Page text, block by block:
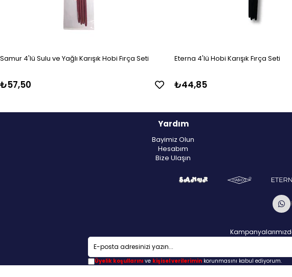
Samur 4'lü Sulu ve Yağlı Karışık Hobi Fırça Seti
₺57,50
Eterna 4'lü Hobi Karışık Fırça Seti
₺44,85
Yardım
Bayimiz Olun
Hesabım
Bize Ulaşın
Üyelik koşullarını ve kişisel verilerimin korunmasını kabul ediyorum.